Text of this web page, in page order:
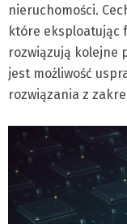
nieruchomości.
które eksploatując
rozwiązują kolejne
jest możliwość
rozwiązania z